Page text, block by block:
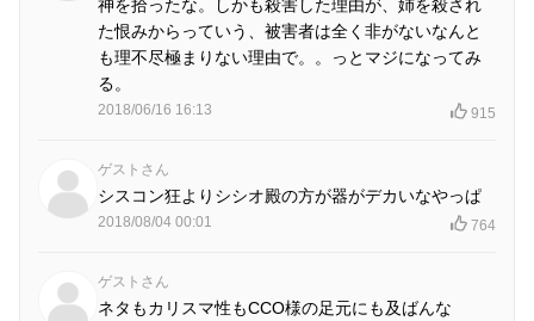
神を拾ったな。しかも殺害した理由が、姉を殺され
た恨みからっていう、被害者は全く非がないなんと
も理不尽極まりない理由で。。っとマジになってみ
る。
2018/06/16 16:13 915
ゲストさん
シスコン狂よりシシオ殿の方が器がデカいなやっぱ
2018/08/04 00:01 764
ゲストさん
ネタもカリスマ性もCCO様の足元にも及ばんな